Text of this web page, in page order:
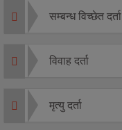
सम्बन्ध विच्छेत दर्ता
विवाह दर्ता
मृत्यु दर्ता